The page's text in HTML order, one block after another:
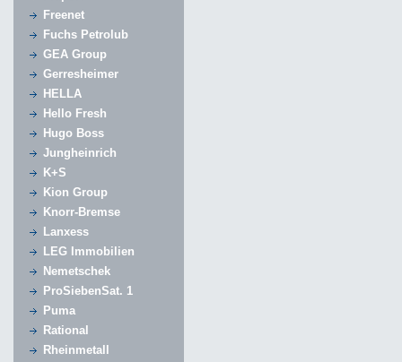
Freenet
Fuchs Petrolub
GEA Group
Gerresheimer
HELLA
Hello Fresh
Hugo Boss
Jungheinrich
K+S
Kion Group
Knorr-Bremse
Lanxess
LEG Immobilien
Nemetschek
ProSiebenSat. 1
Puma
Rational
Rheinmetall